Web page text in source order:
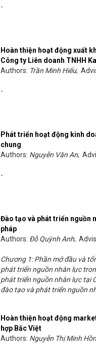
-
Hoàn thiện hoạt động xuất
Công ty Liên doanh TNHH
Authors: Trần Minh Hiếu;
-
Phát triển hoạt động kinh
chung
Authors: Nguyễn Văn An;
-
Đào tạo và phát triển nguồn
pháp
Authors: Đỗ Quỳnh Anh;
Chương 1: Phần mở đầu và
phát triển nguồn nhân lực
phát triển nguồn nhân lực tại
đào tạo và phát triển nguồn
Hoàn thiện hoạt động
hợp Bắc Việt
Authors: Nguyễn Thị Minh